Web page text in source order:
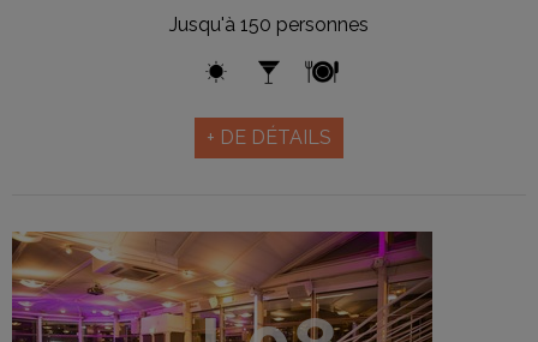
Jusqu'à 150 personnes
+ DE DÉTAILS